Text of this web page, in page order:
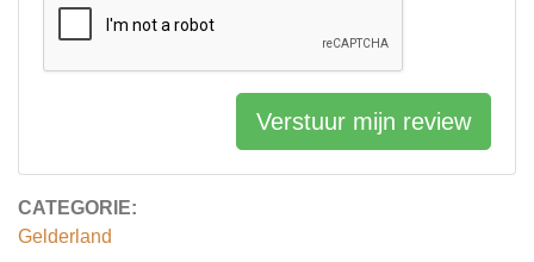
CATEGORIE:
Gelderland
Verstuur mijn review